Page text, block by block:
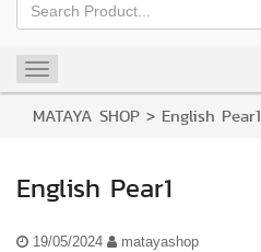
Toggle
navigation
MATAYA SHOP > English Pear1
English Pear1
19/05/2024 matayashop